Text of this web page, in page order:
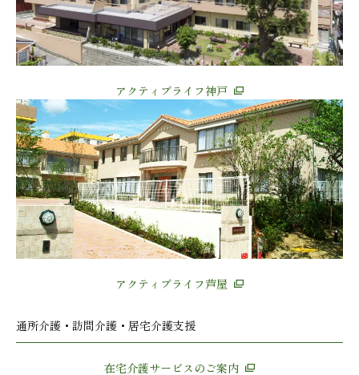
アクティブライフ神戸
アクティブライフ芦屋
通所介護・訪問介護・居宅介護支援
在宅介護サービスのご案内